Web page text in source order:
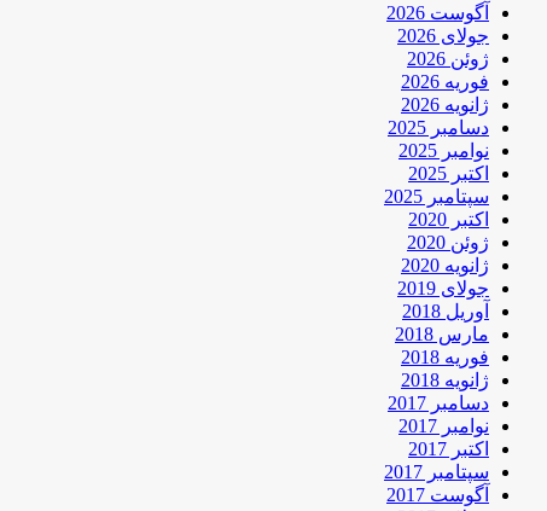
آگوست 2026
جولای 2026
ژوئن 2026
فوریه 2026
ژانویه 2026
دسامبر 2025
نوامبر 2025
اکتبر 2025
سپتامبر 2025
اکتبر 2020
ژوئن 2020
ژانویه 2020
جولای 2019
آوریل 2018
مارس 2018
فوریه 2018
ژانویه 2018
دسامبر 2017
نوامبر 2017
اکتبر 2017
سپتامبر 2017
آگوست 2017